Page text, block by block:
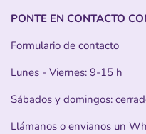
PONTE EN CONTACTO
Formulario de contacto
Lunes - Viernes: 9-15 h
Sábados y domingos:
Llámanos o envianos un